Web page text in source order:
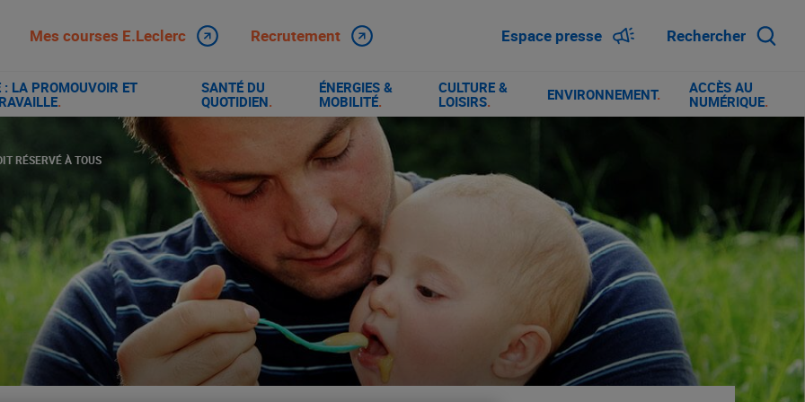
Mes courses E.Leclerc Recrutement Espace presse Rechercher
LA PROMOUVOIR ET
.
SANTÉ DU
QUOTIDIEN.
ÉNERGIES &
MOBILITÉ.
CULTURE &
LOISIRS. ENVIRONNEMENT.
ACCÈS AU
NUMÉRIQUE.
RÉSERVÉ À TOUS